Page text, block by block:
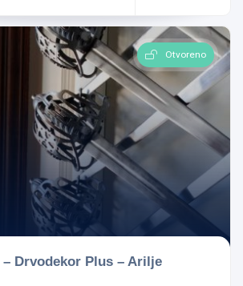
Otvoreno
– Drvodekor Plus – Arilje